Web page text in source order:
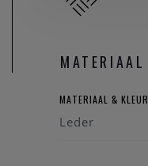
Gemaakt in Europa
MATERIAAL
MATERIAAL & KLEUR
Leder